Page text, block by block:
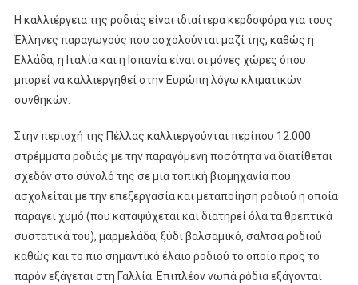
Η καλλιέργεια της ροδιάς είναι ιδιαίτερα κερδοφόρα για τους
Έλληνες παραγωγούς που ασχολούνται μαζί της, καθώς η
Ελλάδα, η Ιταλία και η Ισπανία είναι οι μόνες χώρες όπου
μπορεί να καλλιεργηθεί στην Ευρώπη λόγω κλιματικών
συνθηκών.
Στην περιοχή της Πέλλας καλλιεργούνται περίπου 12.000
στρέμματα ροδιάς με την παραγόμενη ποσότητα να διατίθεται
σχεδόν στο σύνολό της σε μια τοπική βιομηχανία που
ασχολείται με την επεξεργασία και μεταποίηση ροδιού η οποία
παράγει χυμό (που καταψύχεται και διατηρεί όλα τα θρεπτικά
συστατικά του), μαρμελάδα, ξύδι βαλσαμικό, σάλτσα ροδιού
καθώς και το πιο σημαντικό έλαιο ροδιού το οποίο προς το
παρόν εξάγεται στη Γαλλία. Επιπλέον νωπά ρόδια εξάγονται